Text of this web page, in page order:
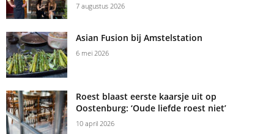
7 augustus 2026
Asian Fusion bij Amstelstation
6 mei 2026
Roest blaast eerste kaarsje uit op
Oostenburg: ‘Oude liefde roest niet’
10 april 2026